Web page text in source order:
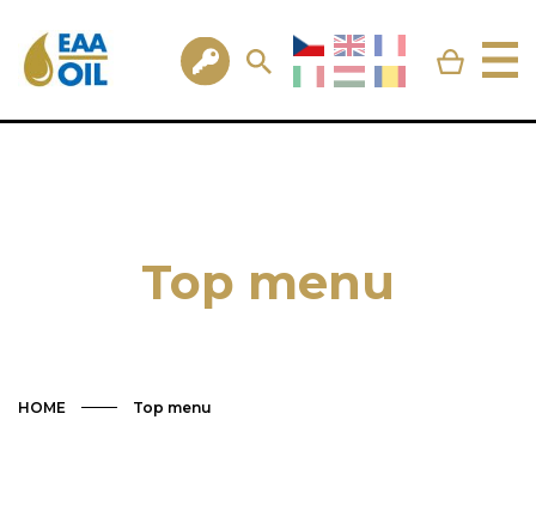
Top menu
HOME Top menu